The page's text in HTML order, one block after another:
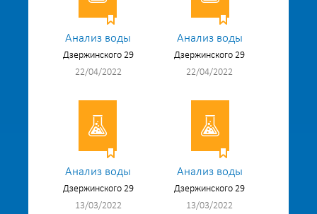
Анализ воды
Дзержинского 29
22/04/2022
Анализ воды
Дзержинского 29
22/04/2022
Анализ воды
Дзержинского 29
13/03/2022
Анализ воды
Дзержинского 29
13/03/2022